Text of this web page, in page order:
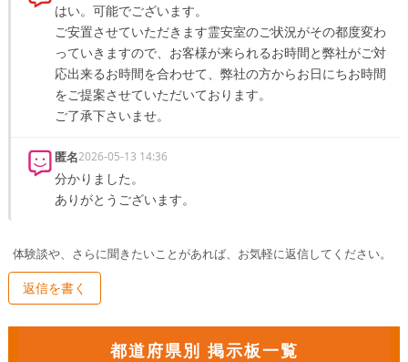
はい。可能でございます。
ご安置させていただきます霊安室のご状況がその都度変わ
っていきますので、お客様が来られるお時間と弊社がご対
応出来るお時間を合わせて、弊社の方からお日にちお時間
をご提案させていただいております。
ご了承下さいませ。
匿名2026-05-13 14:36
分かりました。
ありがとうございます。
体験談や、さらに聞きたいことがあれば、お気軽に返信してください。
返信を書く
都道府県別 掲示板一覧